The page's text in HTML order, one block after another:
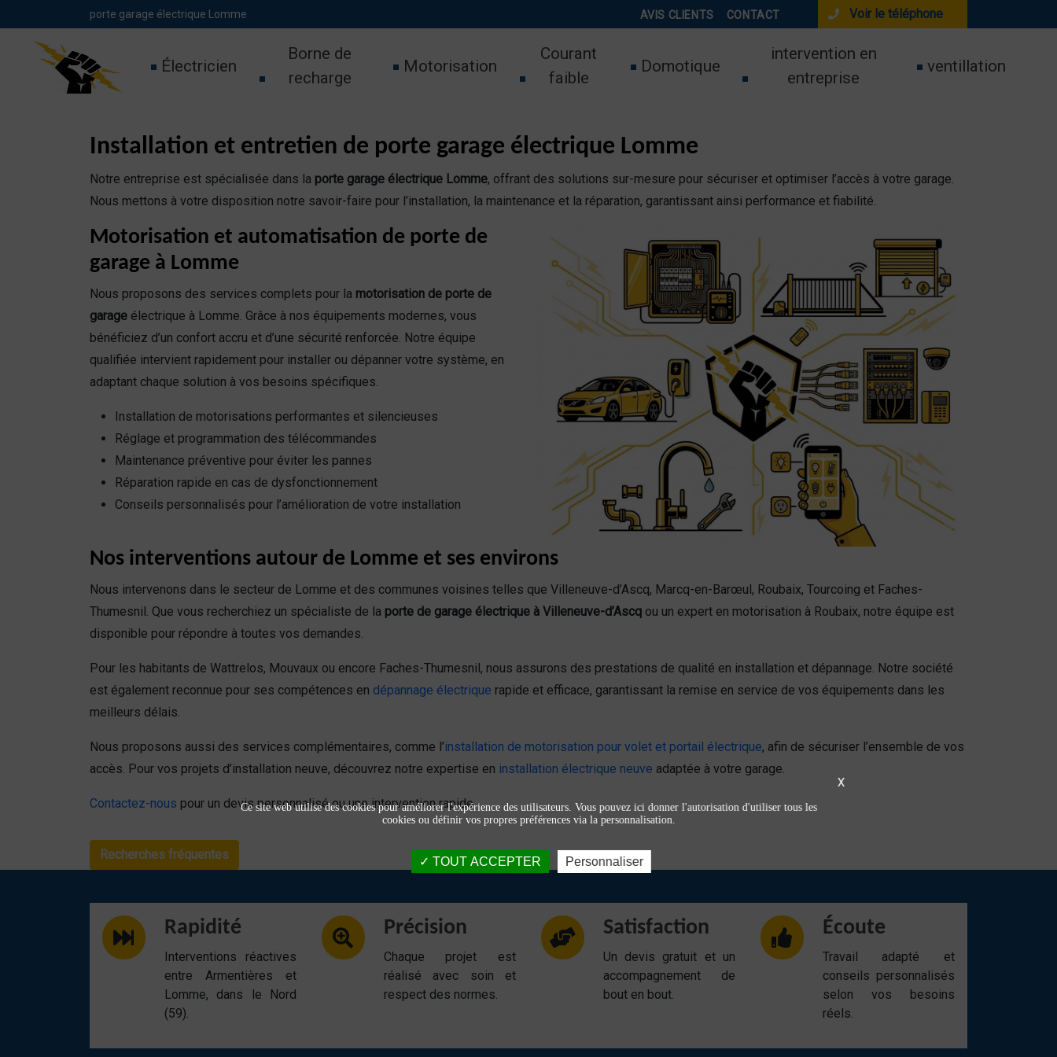
porte garage électrique Lomme AVIS CLIENTS CONTACT Voir le téléphone
Électricien
Borne de
recharge
Motorisation
Courant
faible
Domotique
intervention en
entreprise
ventillation
Installation et entretien de porte garage électrique Lomme
Notre entreprise est spécialisée dans la porte garage électrique Lomme, offrant des solutions sur-mesure pour sécuriser et optimiser l’accès à votre garage.
Nous mettons à votre disposition notre savoir-faire pour l’installation, la maintenance et la réparation, garantissant ainsi performance et fiabilité.
Motorisation et automatisation de porte de
garage à Lomme
Nous proposons des services complets pour la motorisation de porte de
garage électrique à Lomme. Grâce à nos équipements modernes, vous
bénéficiez d’un confort accru et d’une sécurité renforcée. Notre équipe
qualifiée intervient rapidement pour installer ou dépanner votre système, en
adaptant chaque solution à vos besoins spécifiques.
Installation de motorisations performantes et silencieuses
Réglage et programmation des télécommandes
Maintenance préventive pour éviter les pannes
Réparation rapide en cas de dysfonctionnement
Conseils personnalisés pour l’amélioration de votre installation
Nos interventions autour de Lomme et ses environs
Nous intervenons dans le secteur de Lomme et des communes voisines telles que Villeneuve-d’Ascq, Marcq-en-Barœul, Roubaix, Tourcoing et Faches-
Thumesnil. Que vous recherchiez un spécialiste de la porte de garage électrique à Villeneuve-d’Ascq ou un expert en motorisation à Roubaix, notre équipe est
disponible pour répondre à toutes vos demandes.
Pour les habitants de Wattrelos, Mouvaux ou encore Faches-Thumesnil, nous assurons des prestations de qualité en installation et dépannage. Notre société
est également reconnue pour ses compétences en dépannage électrique rapide et efficace, garantissant la remise en service de vos équipements dans les
meilleurs délais.
Nous proposons aussi des services complémentaires, comme l’installation de motorisation pour volet et portail électrique, afin de sécuriser l’ensemble de vos
accès. Pour vos projets d’installation neuve, découvrez notre expertise en installation électrique neuve adaptée à votre garage.
Contactez-nous pour un devis personnalisé ou une intervention rapide.
Recherches fréquentes
Rapidité
Interventions réactives
entre Armentières et
Lomme, dans le Nord
(59).
Précision
Chaque projet est
réalisé avec soin et
respect des normes.
Satisfaction
Un devis gratuit et un
accompagnement de
bout en bout.
Écoute
Travail adapté et
conseils personnalisés
selon vos besoins
réels.
Panneau de gestion des cookies
X
Ce site web utilise des cookies pour améliorer l'expérience des utilisateurs. Vous pouvez ici donner l'autorisation d'utiliser tous les
cookies ou définir vos propres préférences via la personnalisation.
TOUT ACCEPTER Personnaliser